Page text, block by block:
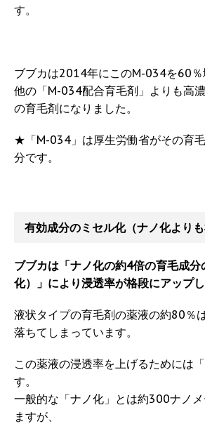
す。
ブブカは2014年にこのM-034を60％
他の「M-034配合育毛剤」よりも高
の育毛剤になりました。
★「M-034」は厚生労働省がその育
分です。
有効成分のミセル化（ナノ化よりも
ブブカは「ナノ化の約4倍の育毛成
化）」により浸透率が格段にアップし
液状タイプの育毛剤の薬液の約80％
落ちてしまっています。
この薬液の浸透率を上げるためには
す。
一般的な「ナノ化」とは約300ナノ
ますが、